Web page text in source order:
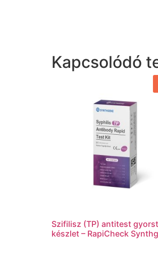
Kapcsolódó
Szifilisz (TP) antitest
készlet – RapiCheck